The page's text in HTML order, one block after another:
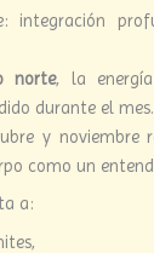
integración
norte, la
durante el mes.
y noviembre
como un
a: